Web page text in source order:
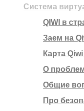
Система
QIWI в
Заем на
Карта
О
Общие
Про